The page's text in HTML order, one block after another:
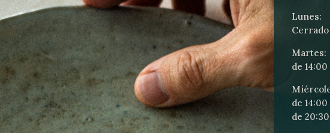
Lunes:
Cerrado
Martes:
de 14:00
de 14:00
de